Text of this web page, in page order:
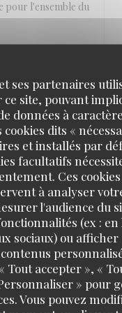
ses partenaires
ce site, pouvant
données à
dits «
et installés par
facultatifs
Ces cookies
à analyser
l'audience du
(ex : en
sociaux) ou afficher
Tout accepter », «
» pour
Vous pouvez
pour l'ensemble du
:
chaleureux.